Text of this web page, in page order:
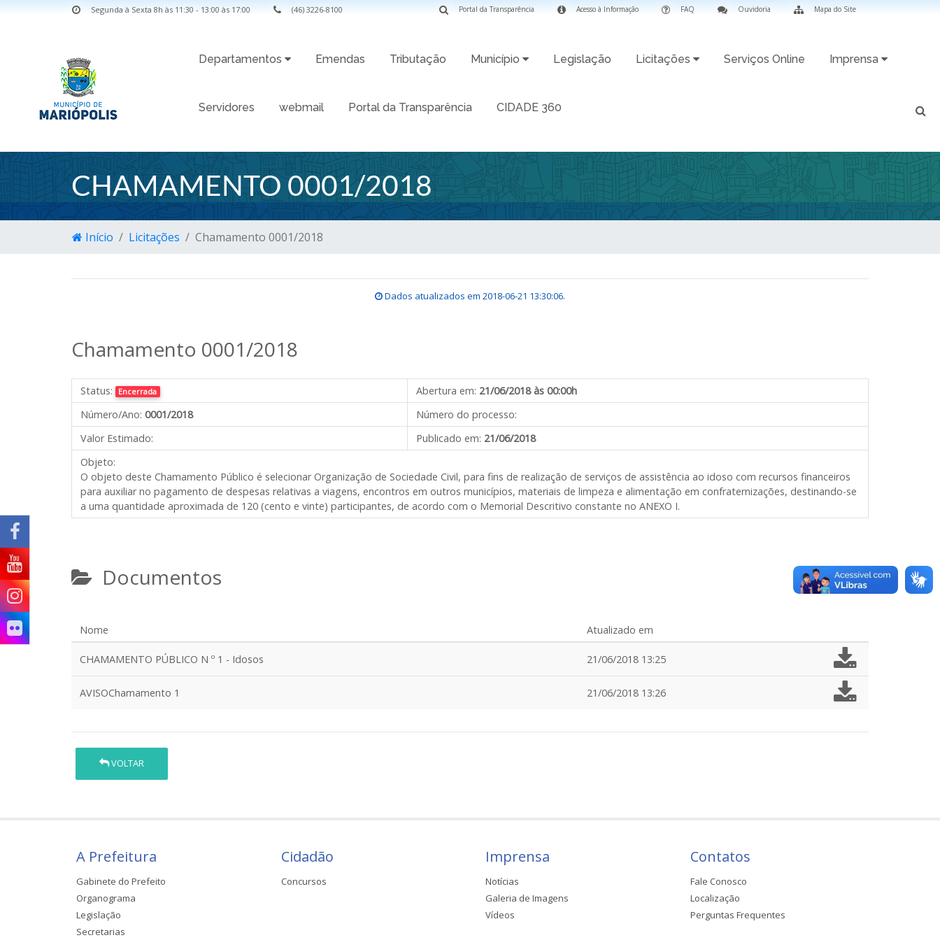
Segunda à Sexta 8h às 11:30 - 13:00 às 17:00 (46) 3226-8100 Mapa do Site
Ouvidoria
FAQ
Acesso à Informação
Portal da Transparência
Departamentos Emendas Tributação Município Legislação Licitações Serviços Online Imprensa
Servidores webmail Portal da Transparência CIDADE 360
CHAMAMENTO 0001/2018
Início Licitações Chamamento 0001/2018
Dados atualizados em 2018-06-21 13:30:06.
Chamamento 0001/2018
Status: Encerrada Abertura em: 21/06/2018 às 00:00h
Número/Ano: 0001/2018
Número do processo:
Valor Estimado:
Publicado em: 21/06/2018
Objeto:
O objeto deste Chamamento Público é selecionar Organização de Sociedade Civil, para fins de realização de serviços de assistência ao idoso com recursos financeiros
para auxiliar no pagamento de despesas relativas a viagens, encontros em outros municípios, materiais de limpeza e alimentação em confraternizações, destinando-se
a uma quantidade aproximada de 120 (cento e vinte) participantes, de acordo com o Memorial Descritivo constante no ANEXO I.
Documentos
Nome Atualizado em
CHAMAMENTO PÚBLICO N º 1 - Idosos 21/06/2018 13:25
AVISOChamamento 1 21/06/2018 13:26
VOLTAR
A Prefeitura
Gabinete do Prefeito
Organograma
Legislação
Secretarias
Cidadão
Concursos
Imprensa
Notícias
Galeria de Imagens
Vídeos
Contatos
Fale Conosco
Localização
Perguntas Frequentes